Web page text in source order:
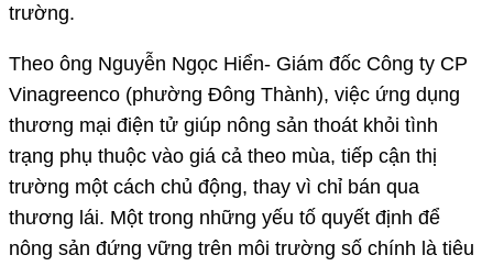
trường.
Theo ông Nguyễn Ngọc Hiển- Giám đốc Công ty CP
Vinagreenco (phường Đông Thành), việc ứng dụng
thương mại điện tử giúp nông sản thoát khỏi tình
trạng phụ thuộc vào giá cả theo mùa, tiếp cận thị
trường một cách chủ động, thay vì chỉ bán qua
thương lái. Một trong những yếu tố quyết định để
nông sản đứng vững trên môi trường số chính là tiêu